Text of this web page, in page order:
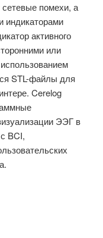
помехи, а
индикаторами
активного
или
STL-файлы для
Cerelog
ЭЭГ в
BCI,